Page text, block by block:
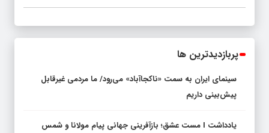
پربازدیدترین ها
سینمای ایران به سمت «ناکجاآباد» می‌رود/ ما مردمی غیرقابل
پیش‌بینی داریم
یادداشت I مست عشق؛ بازآفرینی جهانی پیام مولانا و شمس